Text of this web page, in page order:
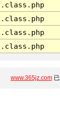
www.365jz.com已